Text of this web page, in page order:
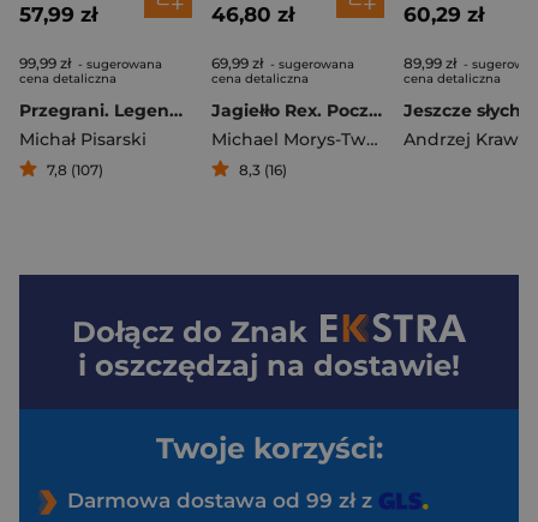
57,99 zł
99,99 zł - sugerowana
cena detaliczna
Przegrani. Legendarne porażki świata gier
Michał Pisarski
7,8 (107)
46,80 zł
69,99 zł - sugerowana
cena detaliczna
Jagiełło Rex. Początek dynastii
Michael Morys-Twarowski
8,3 (16)
60,29 zł
89,99 zł -
cena detaliczna
Andrzej
Dołącz do Znak
i oszczędzaj na dostawie!
Twoje korzyści:
Darmowa dostawa od 99 zł z